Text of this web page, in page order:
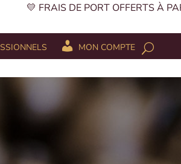
💛 FRAIS DE PORT OFFERTS À
MON COMPTE